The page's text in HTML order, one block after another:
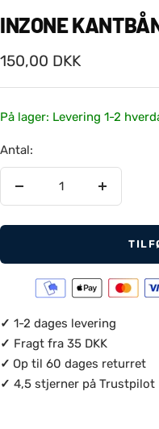
INZONE
Salgspris
150,00 DKK
På lager: Levering 1-2
Antal:
Reducer
Øg
✓ 1-2 dages levering
✓ Fragt fra 35 DKK
✓ Op til 60 dages returret
✓ 4,5 stjerner på Trustpilot